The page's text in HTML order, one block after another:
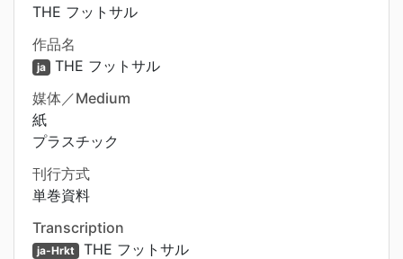
THE フットサル
作品名
ja THE フットサル
媒体／Medium
紙
プラスチック
刊行方式
単巻資料
Transcription
ja-Hrkt THE フットサル